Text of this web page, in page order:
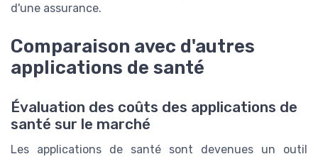
d'une assurance.
Comparaison avec d'autres
applications de santé
Évaluation des coûts des applications de
santé sur le marché
Les applications de santé sont devenues un outil